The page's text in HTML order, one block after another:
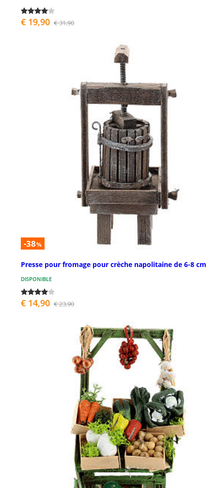
€ 19,90 € 31,90
-38%
Presse pour fromage pour crèche napolitaine de 6-8 cm
DISPONIBLE
€ 14,90 € 23,90